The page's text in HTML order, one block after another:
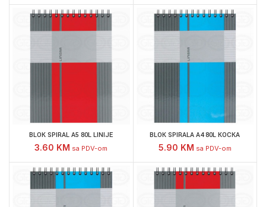
BLOK SPIRAL A5 80L LINIJE
3.60 KM sa PDV-om
BLOK SPIRALA A4 80L KOCKA
5.90 KM sa PDV-om